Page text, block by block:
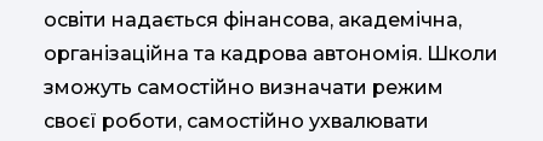
освіти надається фінансова, академічна,
організаційна та кадрова автономія. Школи
зможуть самостійно визначати режим
своєї роботи, самостійно ухвалювати